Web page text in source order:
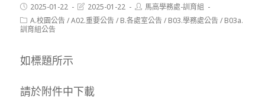
Post
published:
2025-01-22
Post
last
modified:
2025-01-22
Post
author:
馬高學務處-訓育組
Post
category:
A.校園公告/A02.重要公告/ B.各處室公告/ B03.學務處公告/ B03a.
訓育組公告
如標題所示
請於附件中下載